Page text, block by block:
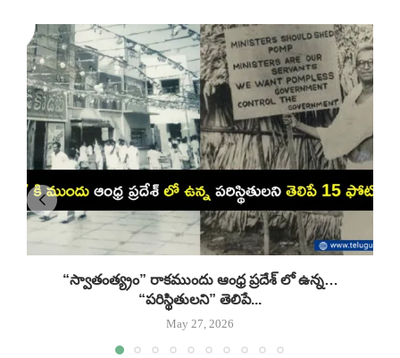
“స్వాతంత్య్రం” రాకముందు ఆంధ్ర ప్రదేశ్ లో ఉన్న…
“పరిస్థితులని” తెలిపే...
May 27, 2026